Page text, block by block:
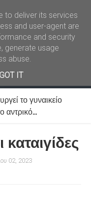
News
το γυναικείο
αντρικό…
02, 2023
to deliver its services
and user-agent are
and security
generate usage
abuse.
GOT IT